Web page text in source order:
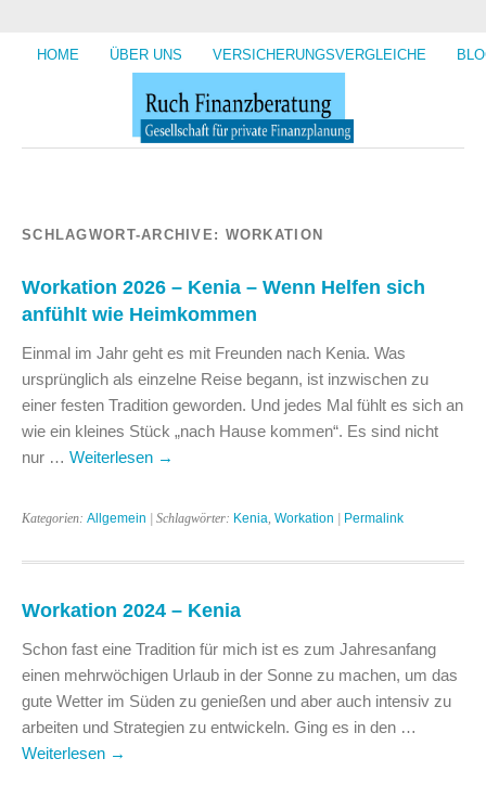
HOME ÜBER UNS VERSICHERUNGSVERGLEICHE
SCHLAGWORT-ARCHIVE: WORKATION
Workation 2026 – Kenia – Wenn Helfen sich
anfühlt wie Heimkommen
Einmal im Jahr geht es mit Freunden nach Kenia. Was
ursprünglich als einzelne Reise begann, ist inzwischen zu
einer festen Tradition geworden. Und jedes Mal fühlt es sich an
wie ein kleines Stück „nach Hause kommen“. Es sind nicht
nur … Weiterlesen →
Kategorien: Allgemein | Schlagwörter: Kenia Workation | Permalink
Workation 2024 – Kenia
Schon fast eine Tradition für mich ist es zum Jahresanfang
einen mehrwöchigen Urlaub in der Sonne zu machen, um das
gute Wetter im Süden zu genießen und aber auch intensiv zu
arbeiten und Strategien zu entwickeln. Ging es in den …
Weiterlesen →